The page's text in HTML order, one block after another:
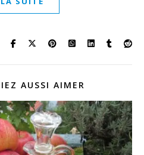
AUSSI AIMER